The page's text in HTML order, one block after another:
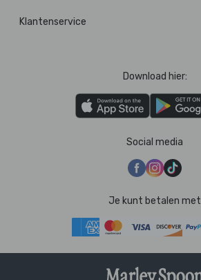
Klantenservice
Download hier:
Social media
Je kunt betalen met